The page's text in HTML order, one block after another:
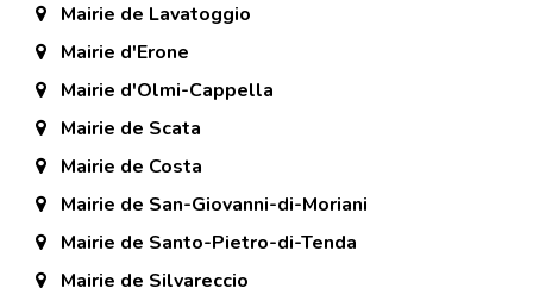
Mairie de Lavatoggio
Mairie d'Erone
Mairie d'Olmi-Cappella
Mairie de Scata
Mairie de Costa
Mairie de San-Giovanni-di-Moriani
Mairie de Santo-Pietro-di-Tenda
Mairie de Silvareccio